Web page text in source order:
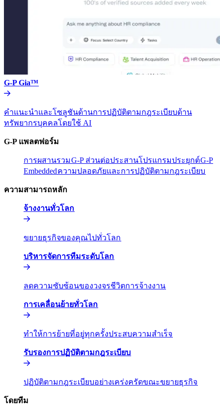
G-P Gia™​​
คำแนะนำและโซลูชันด้านการปฏิบัติตามกฎระเบียบด้าน
ทรัพยากรบุคคลโดยใช้ AI​​
G-P แพลตฟอร์ม​​
การผสานรวม​​G-P ส่วนต่อประสานโปรแกรมประยุกต์​​G-P
Embedded​​ความปลอดภัยและการปฏิบัติตามกฎระเบียบ​​
ความสามารถหลัก​​
จ้างงานทั่วโลก​​
ขยายธุรกิจของคุณไปทั่วโลก​​
บริหารจัดการทีมระดับโลก​​
ลดความซับซ้อนของวงจรชีวิตการจ้างงาน​​
การเคลื่อนย้ายทั่วโลก​​
ทำให้การย้ายที่อยู่ทุกครั้งประสบความสำเร็จ​​
รับรองการปฏิบัติตามกฎระเบียบ​​
ปฏิบัติตามกฎระเบียบอย่างเคร่งครัดขณะขยายธุรกิจ​​
โดยทีม​​